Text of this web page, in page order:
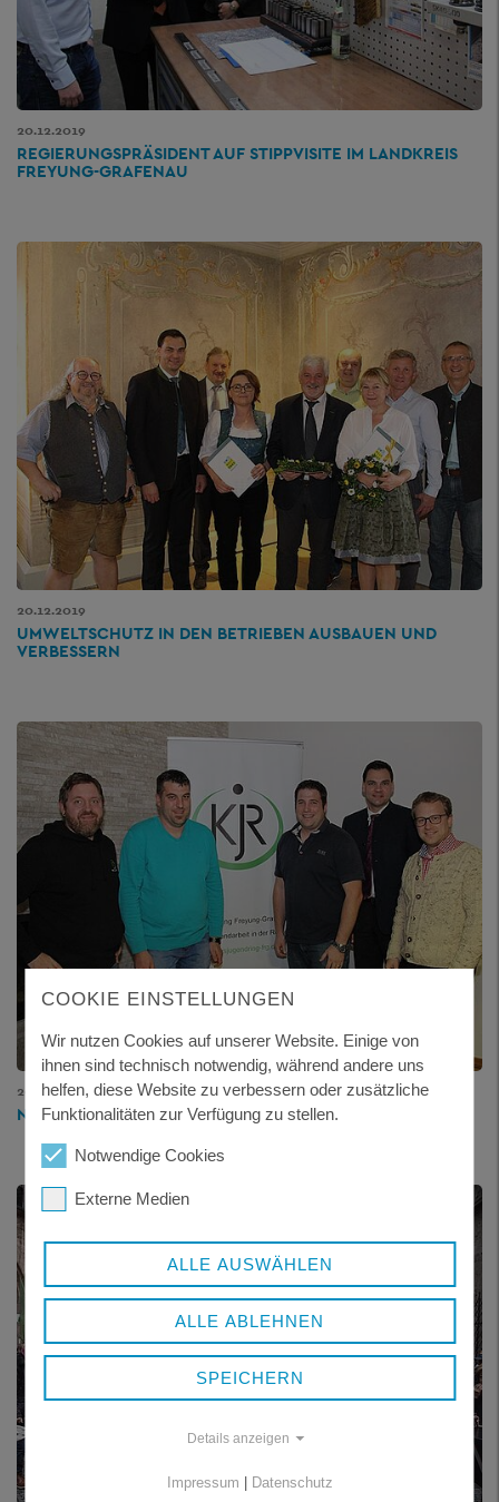
20.12.2019
REGIERUNGSPRÄSIDENT AUF STIPPVISITE IM LANDKREIS
FREYUNG-GRAFENAU
20.12.2019
UMWELTSCHUTZ IN DEN BETRIEBEN AUSBAUEN UND
VERBESSERN
20.12.2019
NEUER GESCHÄFTSFÜHRER DES KREISJUGENDRINGS
COOKIE EINSTELLUNGEN
Wir nutzen Cookies auf unserer Website. Einige von
ihnen sind technisch notwendig, während andere uns
helfen, diese Website zu verbessern oder zusätzliche
Funktionalitäten zur Verfügung zu stellen.
Notwendige Cookies
Externe Medien
ALLE AUSWÄHLEN
ALLE ABLEHNEN
SPEICHERN
Details anzeigen
Impressum | Datenschutz